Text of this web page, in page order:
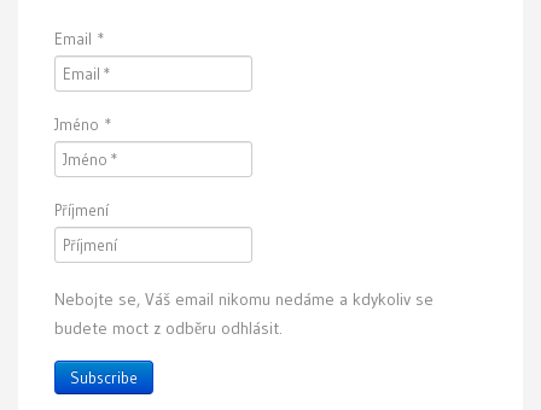
Email *
Jméno *
Příjmení
Nebojte se, Váš email nikomu nedáme a kdykoliv se
budete moct z odběru odhlásit.
Subscribe